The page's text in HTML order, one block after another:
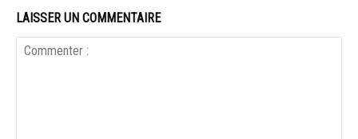
LAISSER UN COMMENTAIRE